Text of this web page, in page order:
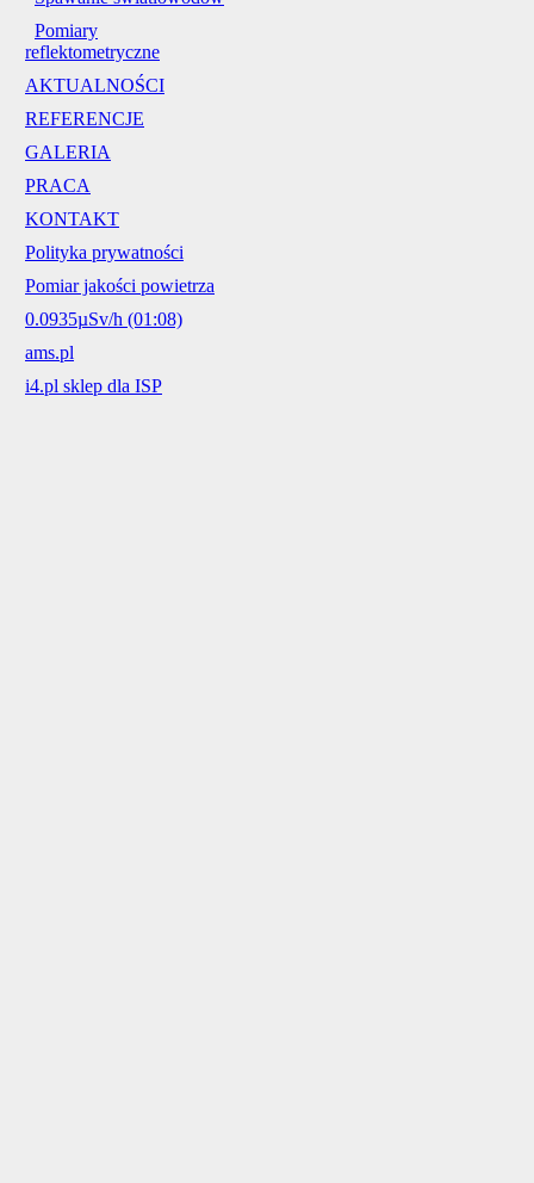
Pomiary
reflektometryczne
AKTUALNOŚCI
REFERENCJE
GALERIA
PRACA
KONTAKT
Polityka prywatności
Pomiar jakości powietrza
0.0935µSv/h (01:08)
ams.pl
i4.pl sklep dla ISP